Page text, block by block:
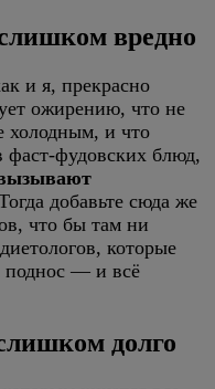
вредно
и я, прекрасно
ожирению, что не
холодным, и что
фаст-фудовских блюд,
добавьте сюда же
что бы там ни
которые
поднос — и всё
долго